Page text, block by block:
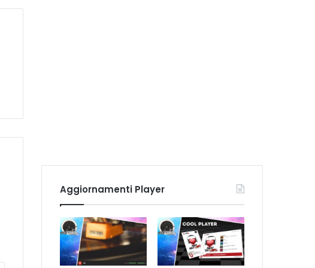
Aggiornamenti Player